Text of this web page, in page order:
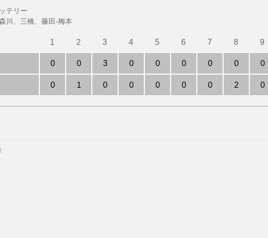
テリー
川、三橋、藤田-梅本
1
0
0
2
0
1
3
3
0
4
0
0
5
0
0
6
0
0
7
0
0
8
0
2
9
0
0